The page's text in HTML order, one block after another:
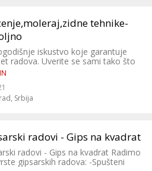
tehnike-
iskustvo koje garantuje
radova. Uverite se sami tako što
ulepšate vaš dom. Krecenje od
Srbija
radovi - Gips na kvadrat
radovi - Gips na kvadrat Radimo
gipsarskih radova: -Spušteni